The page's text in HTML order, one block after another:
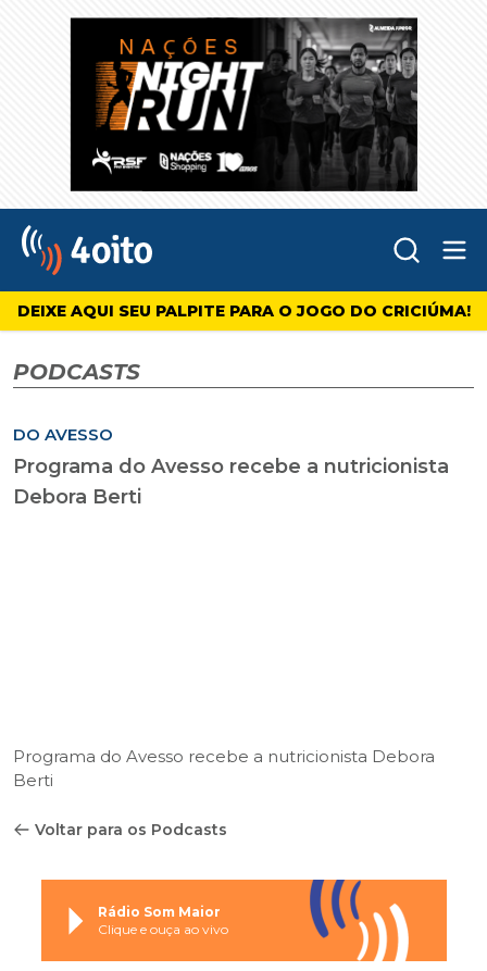
4oito
DEIXE AQUI SEU PALPITE PARA O JOGO DO CRICIÚMA!
PODCASTS
DO AVESSO
Programa do Avesso recebe a nutricionista
Debora Berti
Programa do Avesso recebe a nutricionista Debora
Berti
Voltar para os Podcasts
Rádio Som Maior
Clique e ouça ao vivo